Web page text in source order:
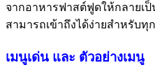
จากอาหารฟาสต์ฟูดให้กลายเ
สามารถเข้าถึงได้ง่ายสำหรับทุ
เมนูเด่น และ ตัวอย่างเมนู